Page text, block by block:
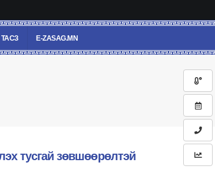
ТАСЗ E-ZASAG.MN
тусгай зөвшөөрөлтэй